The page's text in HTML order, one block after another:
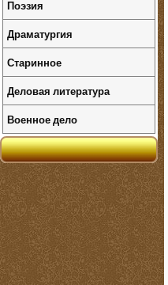
Поэзия
Драматургия
Старинное
Деловая литература
Военное дело